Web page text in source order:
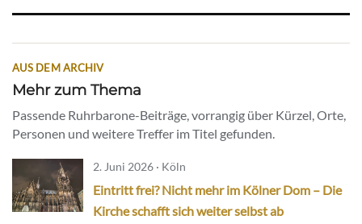
AUS DEM ARCHIV
Mehr zum Thema
Passende Ruhrbarone-Beiträge, vorrangig über Kürzel, Orte,
Personen und weitere Treffer im Titel gefunden.
2. Juni 2026 · Köln
Eintritt frei? Nicht mehr im Kölner Dom – Die
Kirche schafft sich weiter selbst ab